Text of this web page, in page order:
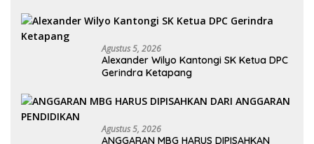
Agustus 5, 2026
Alexander Wilyo Kantongi SK Ketua DPC
Gerindra Ketapang
Agustus 5, 2026
ANGGARAN MBG HARUS DIPISAHKAN